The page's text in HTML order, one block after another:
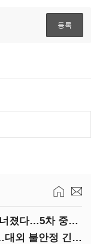
(긴급진단)"미 중동외교 정책 무너졌다…5차 중동전 가능성은 낮아"
윤 대통령 "국제분쟁 배제 못해…대외 불안정 긴밀대응"